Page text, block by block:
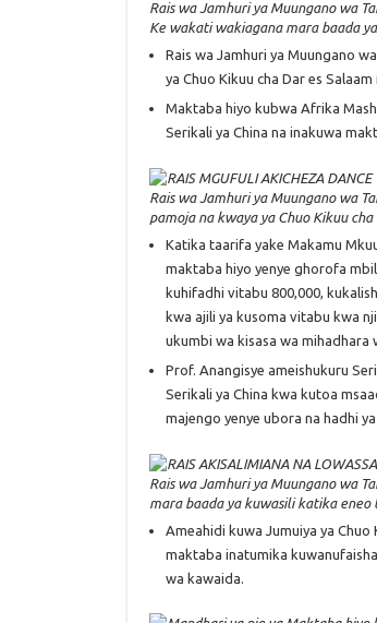
Rais wa Jamhuri ya Muungano wa
Ke wakati wakiagana mara baada
Rais wa Jamhuri ya Muungano
ya Chuo Kikuu cha Dar es
Maktaba hiyo kubwa Afrika
Serikali ya China na inakuwa
Rais wa Jamhuri ya Muungano wa
pamoja na kwaya ya Chuo Kikuu
Katika taarifa yake Makamu
maktaba hiyo yenye ghorofa
kuhifadhi vitabu 800,000,
kwa ajili ya kusoma vitabu kwa
ukumbi wa kisasa wa mihadhara
Prof. Anangisye ameishukuru
Serikali ya China kwa kutoa
majengo yenye ubora na hadhi ya
Rais wa Jamhuri ya Muungano wa
mara baada ya kuwasili katika eneo
Ameahidi kuwa Jumuiya ya
maktaba inatumika
wa kawaida.